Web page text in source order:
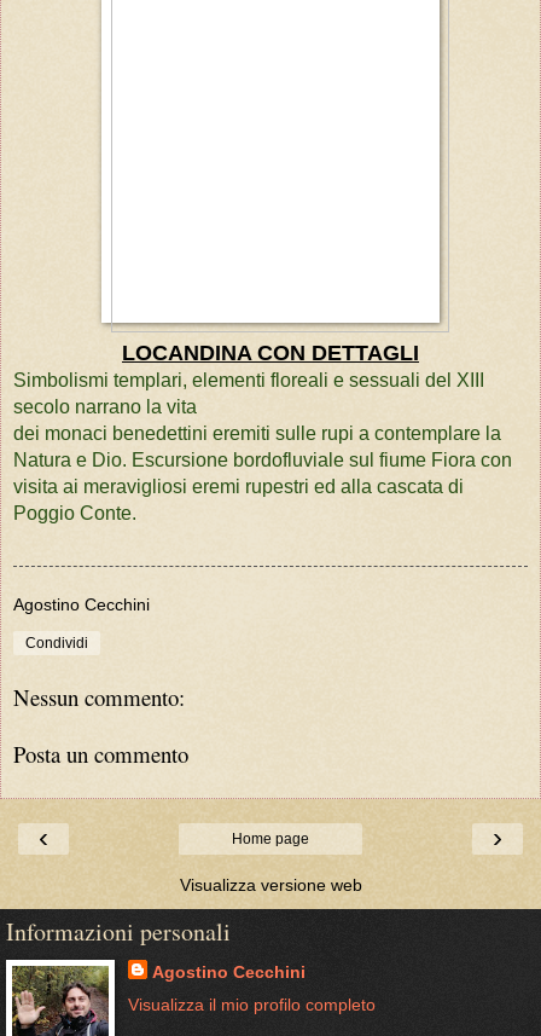
LOCANDINA CON DETTAGLI
Simbolismi templari, elementi floreali e sessuali del XIII
secolo narrano la vita
dei monaci benedettini eremiti sulle rupi a contemplare la
Natura e Dio. Escursione bordofluviale sul fiume Fiora con
visita ai meravigliosi eremi rupestri ed alla cascata di
Poggio Conte.
Agostino Cecchini
Condividi
Nessun commento:
Posta un commento
‹ ›
Home page
Visualizza versione web
Informazioni personali
Agostino Cecchini
Visualizza il mio profilo completo